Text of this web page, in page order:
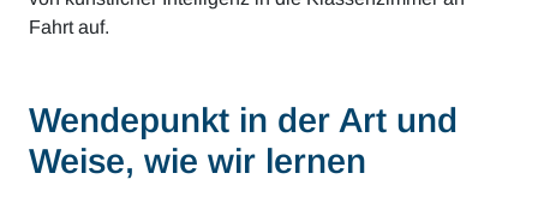
Fahrt auf.
Wendepunkt in der Art und
Weise, wie wir lernen